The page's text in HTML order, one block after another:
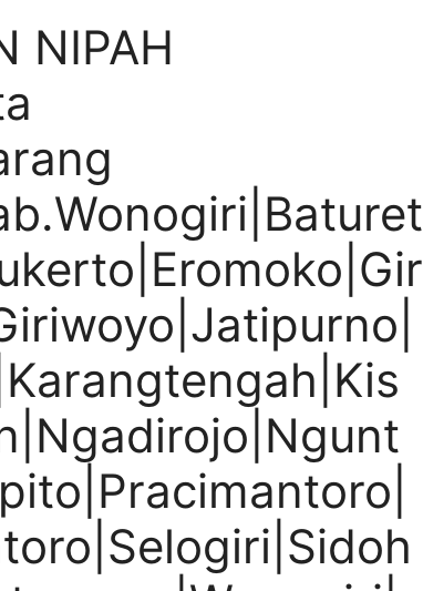
NIPAH